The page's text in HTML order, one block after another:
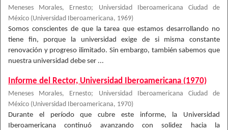
Meneses Morales, Ernesto;
Universidad Iberoamericana Ciudad de
México (Universidad Iberoamericana, 1969)
Somos conscientes de que la tarea que estamos desarrollando no
tiene fin, porque la universidad exige de si misma constante
renovación y progreso ilimitado. Sin embargo, también sabemos que
nuestra universidad debe ser ...
Informe del Rector, Universidad Iberoamericana (1970)
Meneses Morales, Ernesto;
Universidad Iberoamericana Ciudad de
México (Universidad Iberoamericana, 1970)
Durante el período que cubre este informe, la Universidad
Iberoamericana continuó avanzando con solidez hacia la